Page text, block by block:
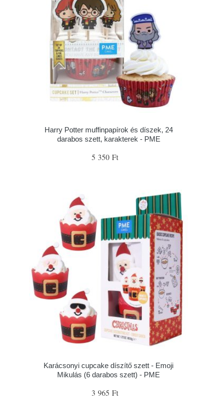
Harry Potter muffinpapírok és díszek, 24
darabos szett, karakterek - PME
5 350 Ft
Karácsonyi cupcake díszítő szett - Emoji
Mikulás (6 darabos szett) - PME
3 965 Ft